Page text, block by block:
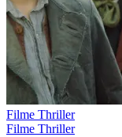
Filme Thriller
Filme Thriller